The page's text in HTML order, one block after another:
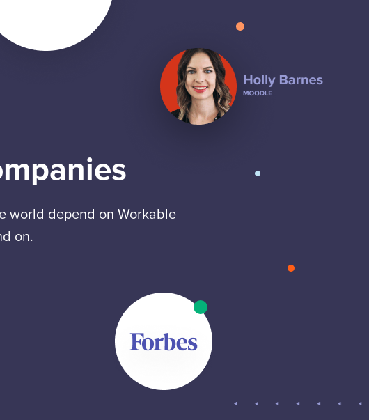
world depend on Workable
on.